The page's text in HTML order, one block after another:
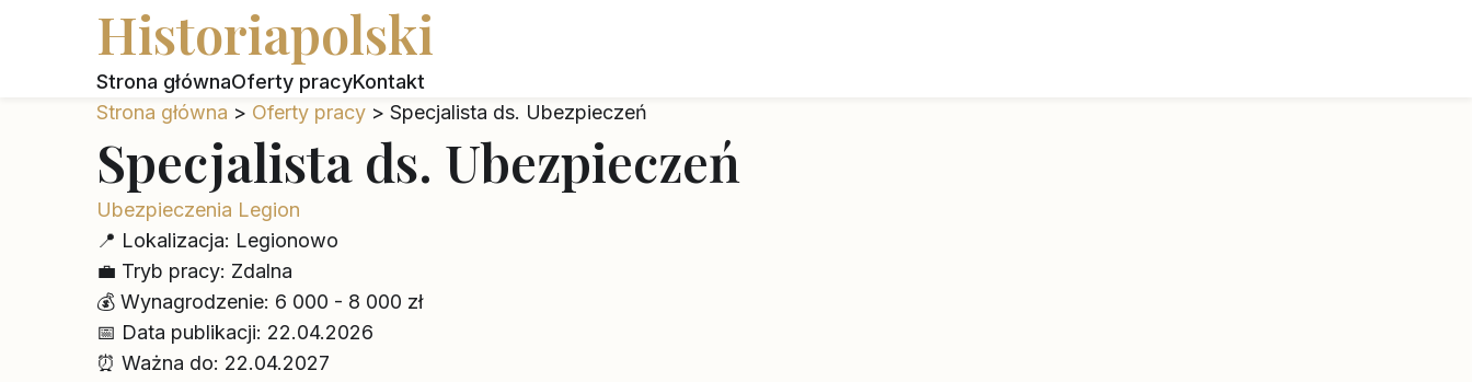
Historiapolski
Strona głównaOferty pracyKontakt
Strona główna > Oferty pracy > Specjalista ds. Ubezpieczeń
Specjalista ds. Ubezpieczeń
Ubezpieczenia Legion
📍 Lokalizacja: Legionowo
💼 Tryb pracy: Zdalna
💰 Wynagrodzenie: 6 000 - 8 000 zł
📅 Data publikacji: 22.04.2026
⏰ Ważna do: 22.04.2027